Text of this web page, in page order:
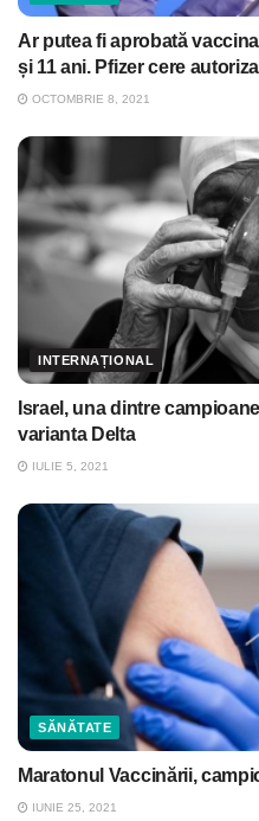
Ar putea fi aprobată
și 11 ani. Pfizer cere
OCTOMBRIE 8, 2021
INTERNAȚIONAL
Israel, una dintre
varianta Delta
IULIE 5, 2021
SĂNĂTATE
Maratonul Vaccinării,
IUNIE 25, 2021